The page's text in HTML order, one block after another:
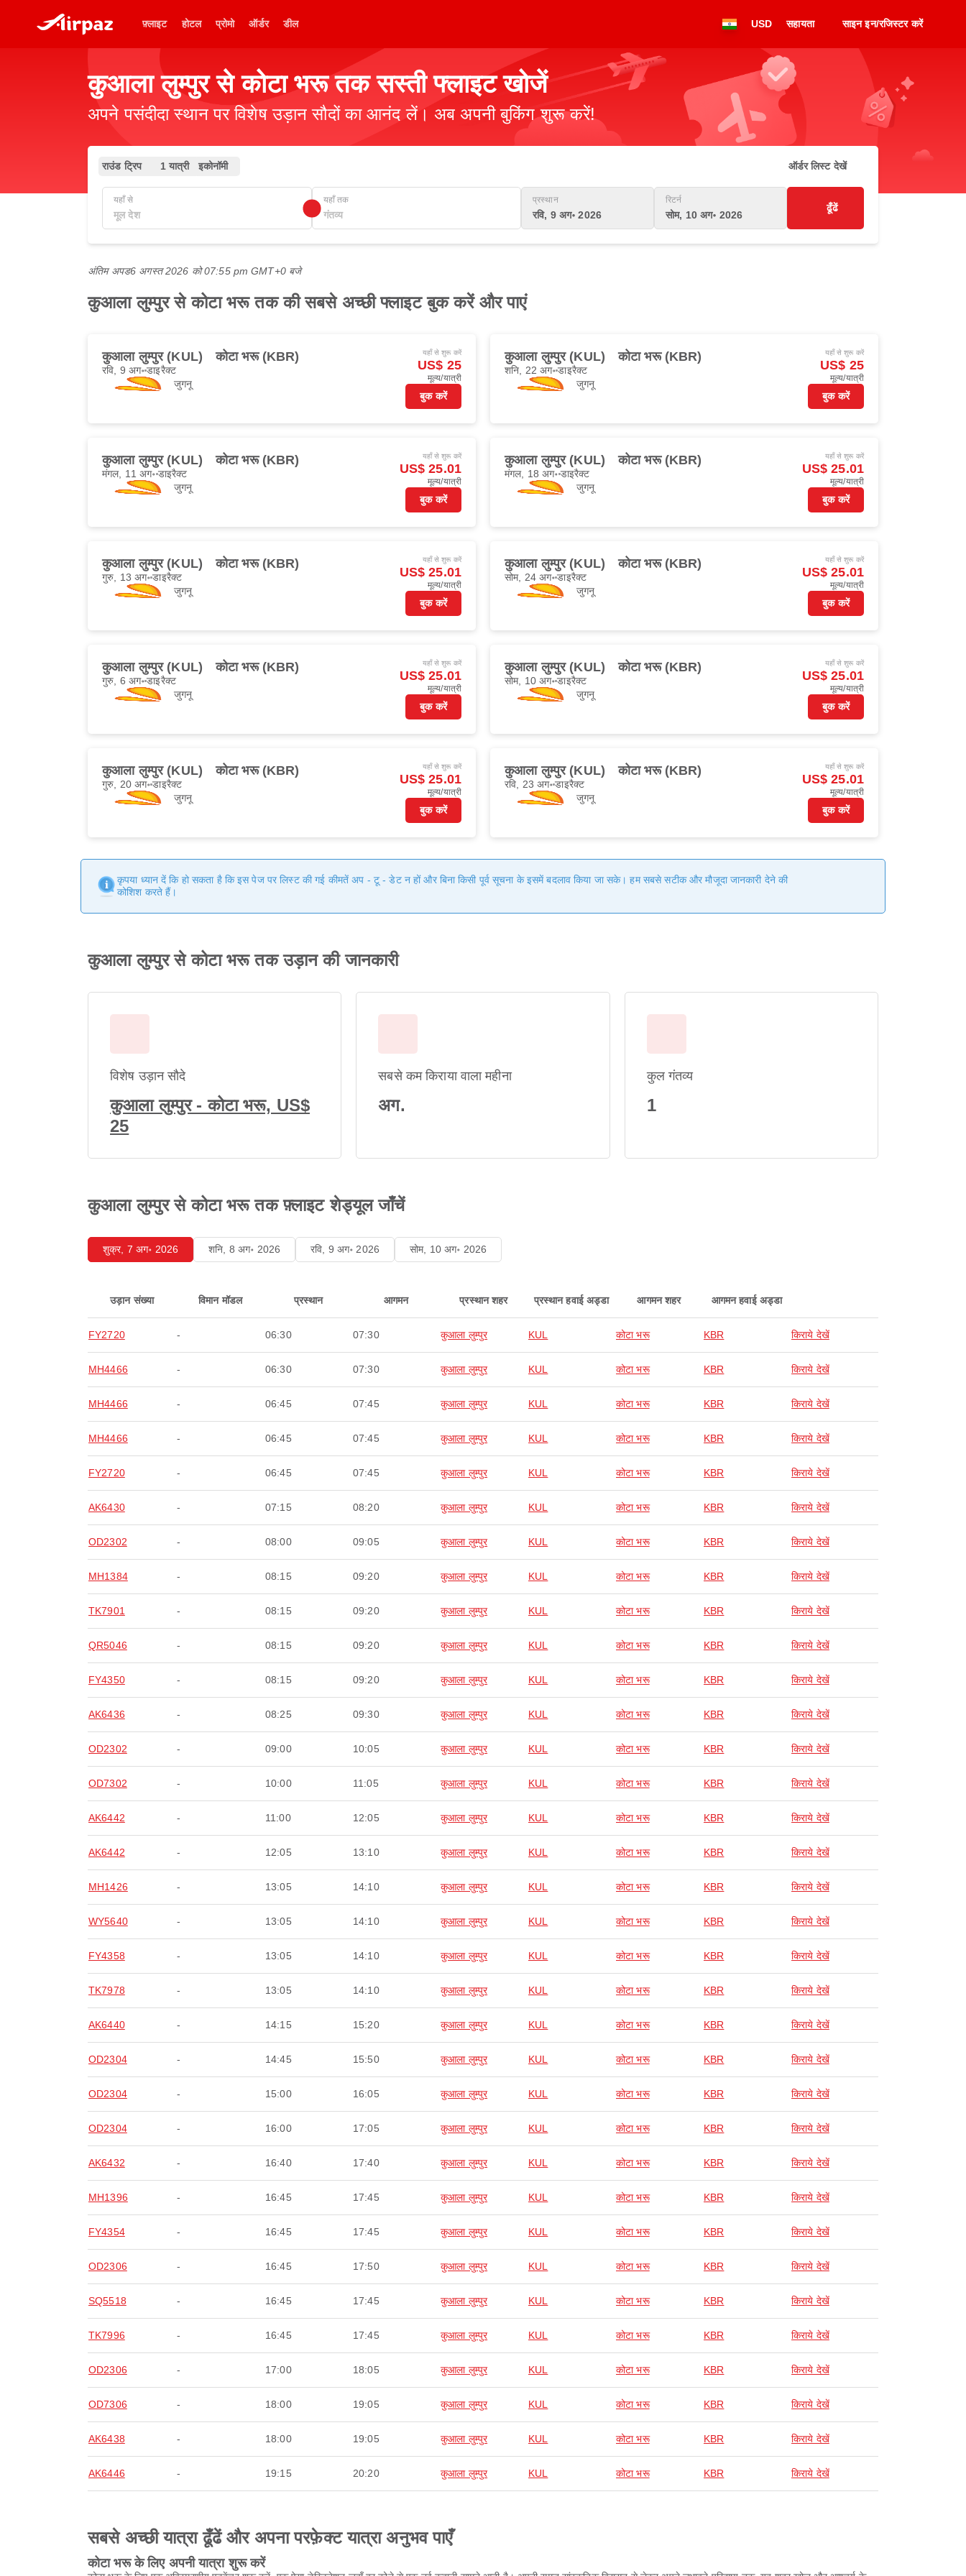
फ़्लाइट होटल प्रोमो ऑर्डर डील USD सहायता साइन इन/रजिस्टर करें
कुआला लुम्पुर से कोटा भरू तक सस्ती फ्लाइट खोजें
अपने पसंदीदा स्थान पर विशेष उड़ान सौदों का आनंद लें। अब अपनी बुकिंग शुरू करें!
राउंड ट्रिप 1 यात्री इकोनॉमी ऑर्डर लिस्ट देखें
यहाँ से यहाँ तक प्रस्थान
रवि, 9 अग॰ 2026
रिटर्न
सोम, 10 अग॰ 2026
ढूँढें
अंतिम अपड6 अगस्त 2026 को 07:55 pm GMT+0 बजे
कुआला लुम्पुर से कोटा भरू तक की सबसे अच्छी फ्लाइट बुक करें और पाएं
कुआला लुम्पुर (KUL) कोटा भरू (KBR)
रवि, 9 अग॰डाइरैक्ट
जुगनू
यहाँ से शुरू करें
US$ 25
मूल्य/यात्री
बुक करें
कुआला लुम्पुर (KUL) कोटा भरू (KBR)
शनि, 22 अग॰डाइरैक्ट
जुगनू
यहाँ से शुरू करें
US$ 25
मूल्य/यात्री
बुक करें
कुआला लुम्पुर (KUL) कोटा भरू (KBR)
मंगल, 11 अग॰ डाइरैक्ट
जुगनू
यहाँ से शुरू करें
US$ 25.01
मूल्य/यात्री
बुक करें
कुआला लुम्पुर (KUL) कोटा भरू (KBR)
मंगल, 18 अग॰ डाइरैक्ट
जुगनू
यहाँ से शुरू करें
US$ 25.01
मूल्य/यात्री
बुक करें
कुआला लुम्पुर (KUL) कोटा भरू (KBR)
गुरु, 13 अग॰डाइरैक्ट
जुगनू
यहाँ से शुरू करें
US$ 25.01
मूल्य/यात्री
बुक करें
कुआला लुम्पुर (KUL) कोटा भरू (KBR)
सोम, 24 अग॰डाइरैक्ट
जुगनू
यहाँ से शुरू करें
US$ 25.01
मूल्य/यात्री
बुक करें
कुआला लुम्पुर (KUL) कोटा भरू (KBR)
गुरु, 6 अग॰डाइरैक्ट
जुगनू
यहाँ से शुरू करें
US$ 25.01
मूल्य/यात्री
बुक करें
कुआला लुम्पुर (KUL) कोटा भरू (KBR)
सोम, 10 अग॰डाइरैक्ट
जुगनू
यहाँ से शुरू करें
US$ 25.01
मूल्य/यात्री
बुक करें
कुआला लुम्पुर (KUL) कोटा भरू (KBR)
गुरु, 20 अग॰डाइरैक्ट
जुगनू
यहाँ से शुरू करें
US$ 25.01
मूल्य/यात्री
बुक करें
कुआला लुम्पुर (KUL) कोटा भरू (KBR)
रवि, 23 अग॰डाइरैक्ट
जुगनू
यहाँ से शुरू करें
US$ 25.01
मूल्य/यात्री
बुक करें
कृपया ध्यान दें कि हो सकता है कि इस पेज पर लिस्ट की गई कीमतें अप - टू - डेट न हों और बिना किसी पूर्व सूचना के इसमें बदलाव किया जा सके। हम सबसे सटीक और मौजूदा जानकारी देने की
कोशिश करते हैं।
कुआला लुम्पुर से कोटा भरू तक उड़ान की जानकारी
विशेष उड़ान सौदे
कुआला लुम्पुर - कोटा भरू, US$
25
सबसे कम किराया वाला महीना
अग.
कुल गंतव्य
1
कुआला लुम्पुर से कोटा भरू तक फ़्लाइट शेड्यूल जाँचें
शुक्र, 7 अग॰ 2026 शनि, 8 अग॰ 2026 रवि, 9 अग॰ 2026 सोम, 10 अग॰ 2026
उड़ान संख्या विमान मॉडल प्रस्थान आगमन प्रस्थान शहर प्रस्थान हवाई अड्डा आगमन शहर आगमन हवाई अड्डा
FY2720 - 06:30 07:30 कुआला लुम्पुर KUL कोटा भरू KBR किराये देखें
MH4466 - 06:30 07:30 कुआला लुम्पुर KUL कोटा भरू KBR किराये देखें
MH4466 - 06:45 07:45 कुआला लुम्पुर KUL कोटा भरू KBR किराये देखें
MH4466 - 06:45 07:45 कुआला लुम्पुर KUL कोटा भरू KBR किराये देखें
FY2720 - 06:45 07:45 कुआला लुम्पुर KUL कोटा भरू KBR किराये देखें
AK6430 - 07:15 08:20 कुआला लुम्पुर KUL कोटा भरू KBR किराये देखें
OD2302 - 08:00 09:05 कुआला लुम्पुर KUL कोटा भरू KBR किराये देखें
MH1384 - 08:15 09:20 कुआला लुम्पुर KUL कोटा भरू KBR किराये देखें
TK7901 - 08:15 09:20 कुआला लुम्पुर KUL कोटा भरू KBR किराये देखें
QR5046 - 08:15 09:20 कुआला लुम्पुर KUL कोटा भरू KBR किराये देखें
FY4350 - 08:15 09:20 कुआला लुम्पुर KUL कोटा भरू KBR किराये देखें
AK6436 - 08:25 09:30 कुआला लुम्पुर KUL कोटा भरू KBR किराये देखें
OD2302 - 09:00 10:05 कुआला लुम्पुर KUL कोटा भरू KBR किराये देखें
OD7302 - 10:00 11:05 कुआला लुम्पुर KUL कोटा भरू KBR किराये देखें
AK6442 - 11:00 12:05 कुआला लुम्पुर KUL कोटा भरू KBR किराये देखें
AK6442 - 12:05 13:10 कुआला लुम्पुर KUL कोटा भरू KBR किराये देखें
MH1426 - 13:05 14:10 कुआला लुम्पुर KUL कोटा भरू KBR किराये देखें
WY5640 - 13:05 14:10 कुआला लुम्पुर KUL कोटा भरू KBR किराये देखें
FY4358 - 13:05 14:10 कुआला लुम्पुर KUL कोटा भरू KBR किराये देखें
TK7978 - 13:05 14:10 कुआला लुम्पुर KUL कोटा भरू KBR किराये देखें
AK6440 - 14:15 15:20 कुआला लुम्पुर KUL कोटा भरू KBR किराये देखें
OD2304 - 14:45 15:50 कुआला लुम्पुर KUL कोटा भरू KBR किराये देखें
OD2304 - 15:00 16:05 कुआला लुम्पुर KUL कोटा भरू KBR किराये देखें
OD2304 - 16:00 17:05 कुआला लुम्पुर KUL कोटा भरू KBR किराये देखें
AK6432 - 16:40 17:40 कुआला लुम्पुर KUL कोटा भरू KBR किराये देखें
MH1396 - 16:45 17:45 कुआला लुम्पुर KUL कोटा भरू KBR किराये देखें
FY4354 - 16:45 17:45 कुआला लुम्पुर KUL कोटा भरू KBR किराये देखें
OD2306 - 16:45 17:50 कुआला लुम्पुर KUL कोटा भरू KBR किराये देखें
SQ5518 - 16:45 17:45 कुआला लुम्पुर KUL कोटा भरू KBR किराये देखें
TK7996 - 16:45 17:45 कुआला लुम्पुर KUL कोटा भरू KBR किराये देखें
OD2306 - 17:00 18:05 कुआला लुम्पुर KUL कोटा भरू KBR किराये देखें
OD7306 - 18:00 19:05 कुआला लुम्पुर KUL कोटा भरू KBR किराये देखें
AK6438 - 18:00 19:05 कुआला लुम्पुर KUL कोटा भरू KBR किराये देखें
AK6446 - 19:15 20:20 कुआला लुम्पुर KUL कोटा भरू KBR किराये देखें
सबसे अच्छी यात्रा ढूँढें और अपना परफ़ेक्ट यात्रा अनुभव पाएँ
कोटा भरू के लिए अपनी यात्रा शुरू करें